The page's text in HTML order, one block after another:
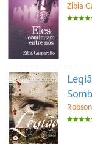
Zibia